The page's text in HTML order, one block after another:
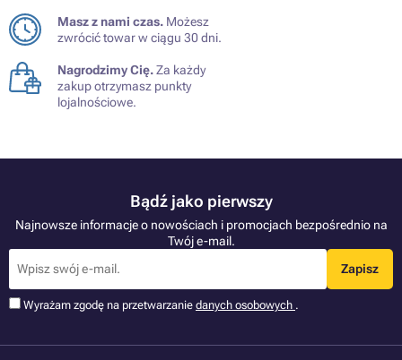
Masz z nami czas. Możesz
zwrócić towar w ciągu 30 dni.
Nagrodzimy Cię.Za każdy
zakup otrzymasz punkty
lojalnościowe.
Bądź jako pierwszy
Najnowsze informacje o nowościach i promocjach bezpośrednio na
Twój e-mail.
Zapisz
Wyrażam zgodę na przetwarzanie danych osobowych .